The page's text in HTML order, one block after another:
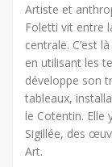
Artiste et
Foletti vit entre
centrale. C’est
en utilisant les
développe son
tableaux,
le Cotentin. Elle
Sigillée, des
Art.